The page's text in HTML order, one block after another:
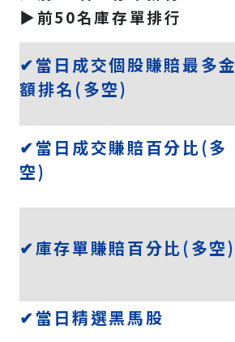
▶️前50名庫存單排行
✔當日成交個股賺賠最多金
額排名(多空)
✔當日成交賺賠百分比(多
空)
✔庫存單賺賠百分比(多空)
✔當日精選黑馬股